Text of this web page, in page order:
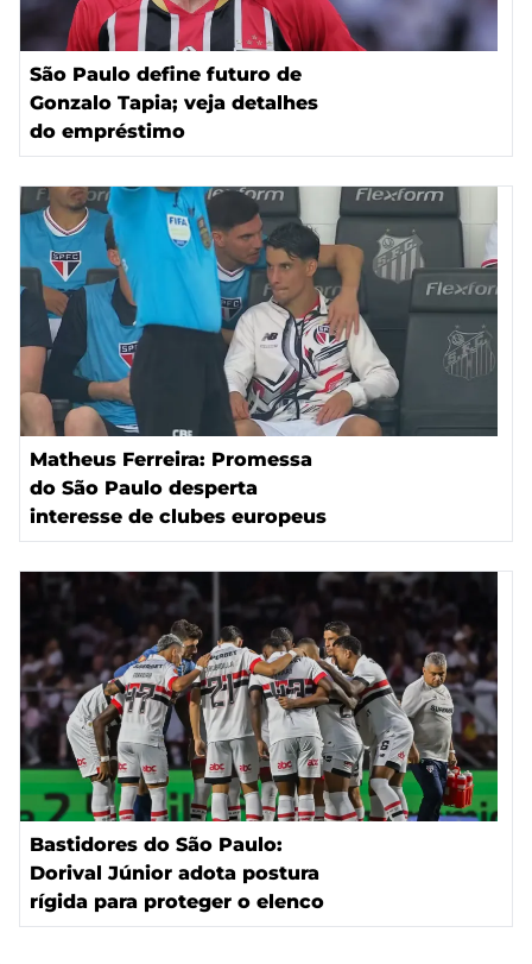
São Paulo define futuro de
Gonzalo Tapia; veja detalhes
do empréstimo
Matheus Ferreira: Promessa
do São Paulo desperta
interesse de clubes europeus
Bastidores do São Paulo:
Dorival Júnior adota postura
rígida para proteger o elenco